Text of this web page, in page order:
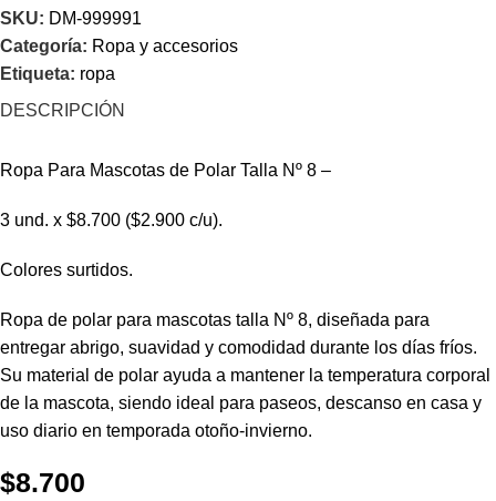
SKU: DM-999991
Categoría: Ropa y accesorios
Etiqueta: ropa
DESCRIPCIÓN
Ropa Para Mascotas de Polar Talla Nº 8 –
3 und. x $8.700 ($2.900 c/u).
Colores surtidos.
Ropa de polar para mascotas talla Nº 8, diseñada para
entregar abrigo, suavidad y comodidad durante los días fríos.
Su material de polar ayuda a mantener la temperatura corporal
de la mascota, siendo ideal para paseos, descanso en casa y
uso diario en temporada otoño-invierno.
$8.700